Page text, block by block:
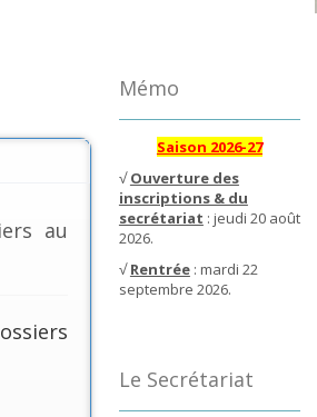
au
Mémo
Saison 2026-27
√Ouverture des
inscriptions & du
secrétariat : jeudi 20 août
2026.
√Rentrée: mardi 22
septembre 2026.
Le Secrétariat